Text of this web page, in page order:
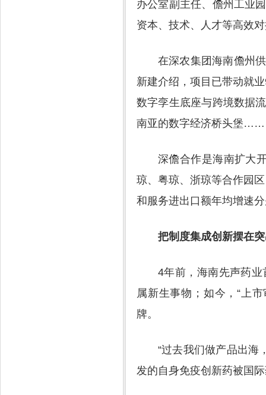
办公室副主任、儋州工业
资本、技术、人才等高效
在深农集团海南儋州
新建介绍，项目已带动就
数字孪生底座与跨境数据
南亚的数字经济桥头堡……
深儋合作是海南扩大
琼、粤琼、浙琼等合作园
和服务进出口额年均增速
把制度集成创新摆在
4年前，海南先声药
属新生事物；如今，“上
牌。
“过去我们做产品出海
发的自身免疫创新药被国